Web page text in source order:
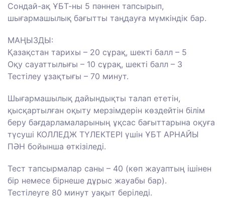
Сондай-ақ ҰБТ-ны 5 пәннен тапсырып,
шығармашылық бағытты таңдауға мүмкіндік бар.
МАҢЫЗДЫ:
Қазақстан тарихы – 20 сұрақ, шекті балл – 5
Оқу сауаттылығы – 10 сұрақ, шекті балл – 3
Тестілеу ұзақтығы – 70 минут.
Шығармашылық дайындықты талап ететін,
қысқартылған оқыту мерзімдерін көздейтін білім
беру бағдарламаларының ұқсас бағыттарына оқуға
түсуші КОЛЛЕДЖ ТҮЛЕКТЕРІ үшін ҰБТ АРНАЙЫ
ПӘН бойынша өткізіледі.
Тест тапсырмалар саны – 40 (көп жауаптың ішінен
бір немесе бірнеше дұрыс жауабы бар).
Тестілеуге 80 минут уақыт беріледі.